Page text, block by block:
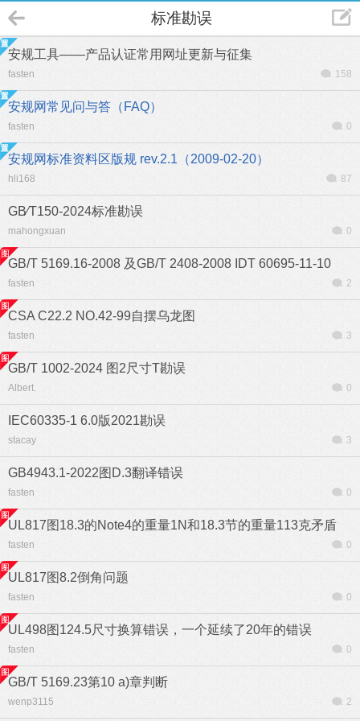
标准勘误
安规工具——产品认证常用网址更新与征集
fasten 158
安规网常见问与答（FAQ）
fasten 0
安规网标准资料区版规 rev.2.1（2009-02-20）
hli168 87
GB∕T150-2024标准勘误
mahongxuan 0
GB/T 5169.16-2008 及GB/T 2408-2008 IDT 60695-11-10
fasten 2
CSA C22.2 NO.42-99自摆乌龙图
fasten 3
GB/T 1002-2024 图2尺寸T勘误
Albert. 0
IEC60335-1 6.0版2021勘误
stacay 3
GB4943.1-2022图D.3翻译错误
fasten 0
UL817图18.3的Note4的重量1N和18.3节的重量113克矛盾
fasten 0
UL817图8.2倒角问题
fasten 0
UL498图124.5尺寸换算错误，一个延续了20年的错误
fasten 0
GB/T 5169.23第10 a)章判断
wenp3115 2